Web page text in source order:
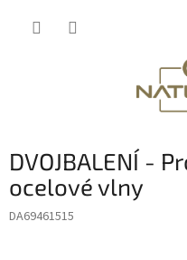
DVOJBALENÍ -
ocelové vlny
DA69461515